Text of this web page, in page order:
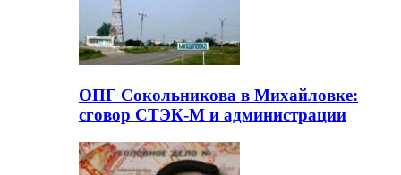
ОПГ Сокольникова в Михайловке:
сговор СТЭК-М и администрации